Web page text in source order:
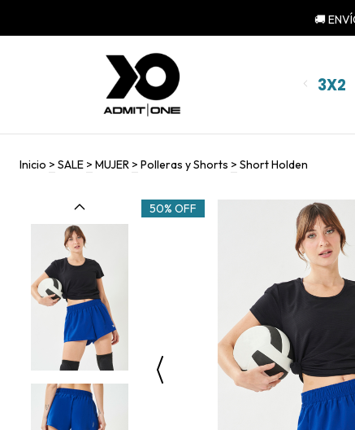
🚚
3X2
Inicio > SALE > MUJER > Polleras y Shorts > Short Holden
50% OFF